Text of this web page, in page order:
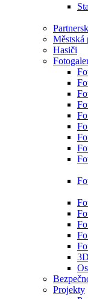
Městská
Hasiči
Projekty